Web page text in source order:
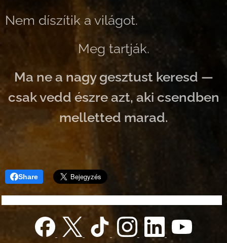
Nem díszítik a világot.
Meg tartják.
Ma ne a nagy gesztust keresd —
csak vedd észre azt, aki csendben
melletted marad.
Share